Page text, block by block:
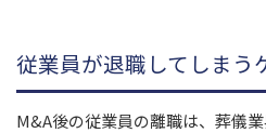
従業員が退職してしまう
M&A後の従業員の離職は、葬儀